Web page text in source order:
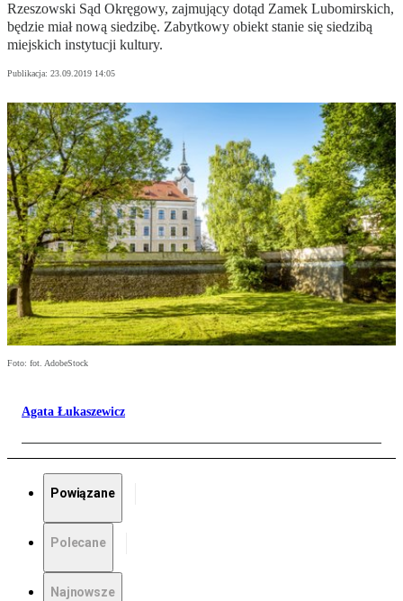
Rzeszowski Sąd Okręgowy, zajmujący dotąd Zamek Lubomirskich,
będzie miał nową siedzibę. Zabytkowy obiekt stanie się siedzibą
miejskich instytucji kultury.
Publikacja: 23.09.2019 14:05
Foto: fot. AdobeStock
Agata Łukaszewicz
Powiązane
Polecane
Najnowsze